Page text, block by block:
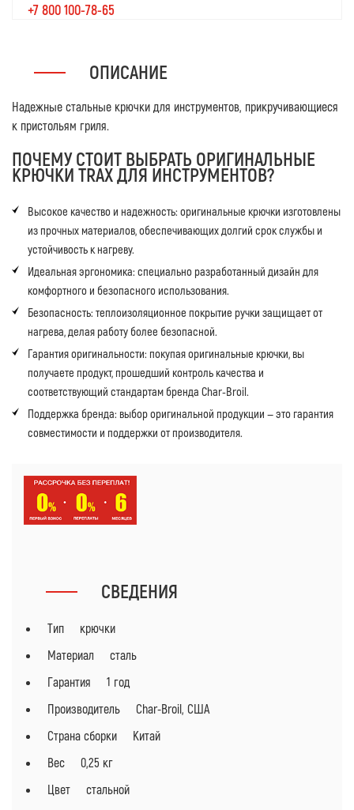
+7 800 100-78-65
ОПИСАНИЕ
Надежные стальные крючки для инструментов, прикручивающиеся
к пристольям гриля.
ПОЧЕМУ СТОИТ ВЫБРАТЬ ОРИГИНАЛЬНЫЕ
КРЮЧКИ TRAX ДЛЯ ИНСТРУМЕНТОВ?
Высокое качество и надежность: оригинальные крючки изготовлены
из прочных материалов, обеспечивающих долгий срок службы и
устойчивость к нагреву.
Идеальная эргономика: специально разработанный дизайн для
комфортного и безопасного использования.
Безопасность: теплоизоляционное покрытие ручки защищает от
нагрева, делая работу более безопасной.
Гарантия оригинальности: покупая оригинальные крючки, вы
получаете продукт, прошедший контроль качества и
соответствующий стандартам бренда Char-Broil.
Поддержка бренда: выбор оригинальной продукции — это гарантия
совместимости и поддержки от производителя.
СВЕДЕНИЯ
Тип крючки
Материал сталь
Гарантия 1 год
Производитель Char-Broil, США
Страна сборки Китай
Вес 0,25 кг
Цвет стальной